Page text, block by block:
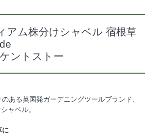
アム株分けシャベル 宿根草
ントストー
ある英国発ガーデニングツールブランド、
ャベル。
に